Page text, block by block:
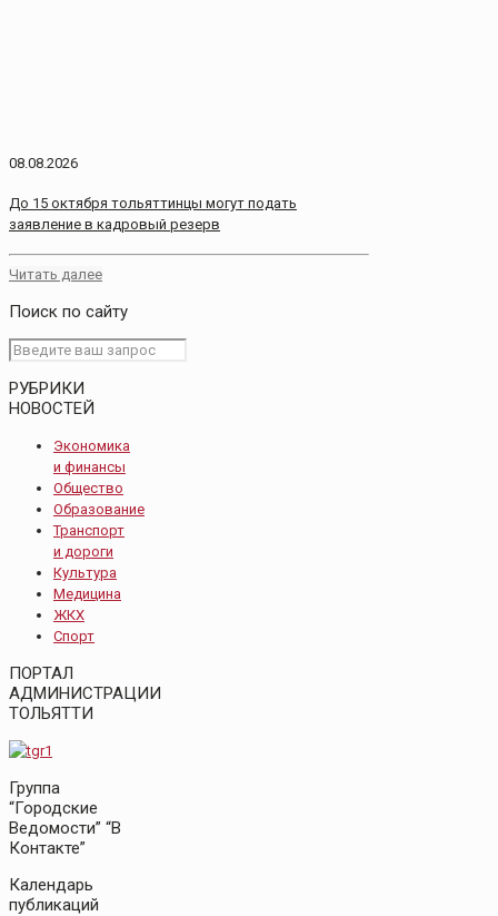
08.08.2026
До 15 октября тольяттинцы могут подать
заявление в кадровый резерв
Читать далее
Поиск по сайту
РУБРИКИ
НОВОСТЕЙ
Экономика
и финансы
Общество
Образование
Транспорт
и дороги
Культура
Медицина
ЖКХ
Спорт
ПОРТАЛ
АДМИНИСТРАЦИИ
ТОЛЬЯТТИ
Группа
“Городские
Ведомости” “В
Контакте”
Календарь
публикаций